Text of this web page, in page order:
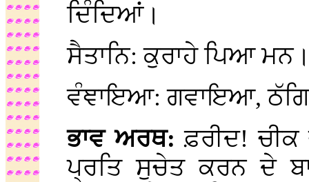
ਦਿੰਦਿਆਂ।
ਸੈਤਾਨਿ: ਕੁਰਾਹੇ ਪਿਆ
ਵੰਞਾਇਆ: ਗਵਾਇਆ,
ਭਾਵ ਅਰਥ:ਫ਼ਰੀਦ! ਚੀਕ
ਪ੍ਰਤਿ ਸੁਚੇਤ ਕਰਨ ਦੇ